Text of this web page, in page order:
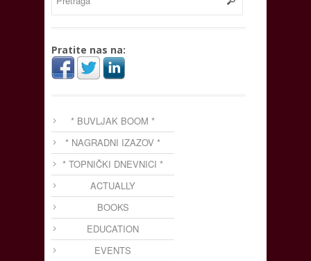
Pratite nas na:
* BUVLJAK BOOM *
* NAGRADNI IZAZOV *
* TOPNIČKI DNEVNICI *
ACTUALLY
BOOKS
EDUCATION
EVENTS